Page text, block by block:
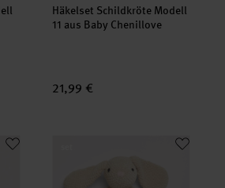
Häkelset Schildkröte Modell
11 aus Baby Chenillove
21,99 €
aus Baby Chenillove
Häkelset Häschen Modell 09